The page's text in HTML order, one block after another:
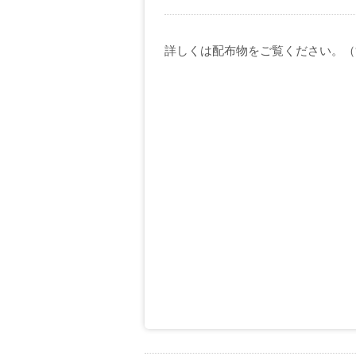
詳しくは配布物をご覧ください。